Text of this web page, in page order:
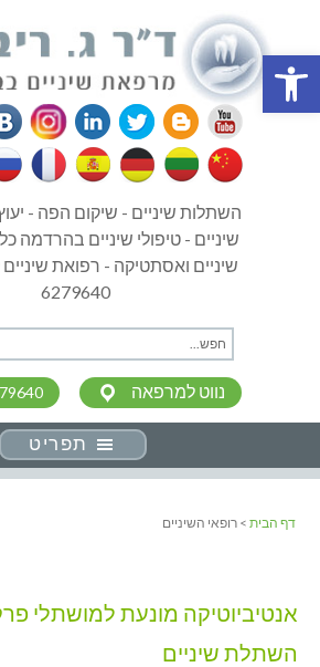
פתח סרגל נגישות
השתלות שיניים - שיקום הפה - יעוץ
שיניים - טיפולי שיניים בהרדמה
6279640
נווט למרפאה
תפריט
דף הבית > רופאי השיניים
אנטיביוטיקה מונעת למושתלי
השתלת שיניים